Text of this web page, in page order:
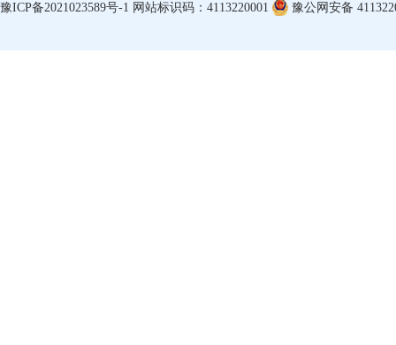
豫ICP备2021023589号-1 网站标识码：4113220001 豫公网安备